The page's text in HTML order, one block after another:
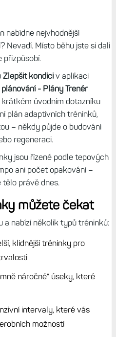
nabídne nejvhodnější
Nevadí. Místo běhu jste si dali
přizpůsobí.
Zlepšit kondiciv aplikaci
- Plány Trenér
krátkém úvodním dotazníku
plán adaptivních tréninků,
– někdy půjde o budování
regeneraci.
jsou řízené podle tepových
ani počet opakování –
tělo právě dnes.
můžete čekat
a nabízí několik typů tréninků:
klidnější tréninky pro
náročné“ úseky, které
intervaly, které vás
možností